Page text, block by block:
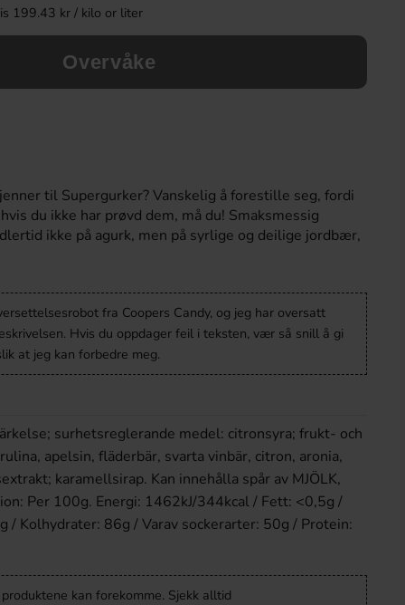
36.90 kr
Aranicia
199.43 kr / kilo or liter
Overvåke
til Supergurker? Vanskelig å forestille seg, fordi
du ikke har prøvd dem, må du! Smaksmessig
ikke på agurk, men på syrlige og deilige jordbær,
fra Coopers Candy, og jeg har oversatt
Hvis du oppdager feil i teksten, vær så snill å gi
at jeg kan forbedre meg.
surhetsreglerande medel: citronsyra; frukt- och
apelsin, fläderbär, svarta vinbär, citron, aronia,
karamellsirap. Kan innehålla spår av MJÖLK,
Per 100g. Energi: 1462kJ/344kcal / Fett: <0,5g /
/ Kolhydrater: 86g / Varav sockerarter: 50g / Protein:
kan forekomme. Sjekk alltid